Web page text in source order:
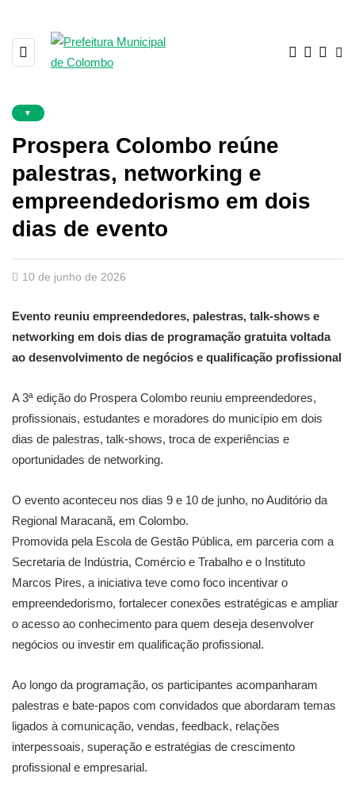
▼
Prospera Colombo reúne
palestras, networking e
empreendedorismo em dois
dias de evento
10 de junho de 2026
Evento reuniu empreendedores, palestras, talk-shows e
networking em dois dias de programação gratuita voltada
ao desenvolvimento de negócios e qualificação profissional
A 3ª edição do Prospera Colombo reuniu empreendedores,
profissionais, estudantes e moradores do município em dois
dias de palestras, talk-shows, troca de experiências e
oportunidades de networking.
O evento aconteceu nos dias 9 e 10 de junho, no Auditório da
Regional Maracanã, em Colombo.
Promovida pela Escola de Gestão Pública, em parceria com a
Secretaria de Indústria, Comércio e Trabalho e o Instituto
Marcos Pires, a iniciativa teve como foco incentivar o
empreendedorismo, fortalecer conexões estratégicas e ampliar
o acesso ao conhecimento para quem deseja desenvolver
negócios ou investir em qualificação profissional.
Ao longo da programação, os participantes acompanharam
palestras e bate-papos com convidados que abordaram temas
ligados à comunicação, vendas, feedback, relações
interpessoais, superação e estratégias de crescimento
profissional e empresarial.